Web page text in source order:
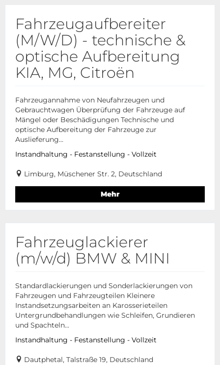
Fahrzeugaufbereiter
(M/W/D) - technische &
optische Aufbereitung
KIA, MG, Citroën
Fahrzeugannahme von Neufahrzeugen und
Gebrauchtwagen Überprüfung der Fahrzeuge auf
Mängel oder Beschädigungen Technische und
optische Aufbereitung der Fahrzeuge zur
Auslieferung...
Instandhaltung - Festanstellung - Vollzeit
Limburg, Müschener Str. 2, Deutschland
Mehr
Fahrzeuglackierer
(m/w/d) BMW & MINI
Standardlackierungen und Sonderlackierungen von
Fahrzeugen und Fahrzeugteilen Kleinere
Instandsetzungsarbeiten an Karosserieteilen
Untergrundbehandlungen wie Schleifen, Grundieren
und Spachteln...
Instandhaltung - Festanstellung - Vollzeit
Dautphetal, Talstraße 19, Deutschland